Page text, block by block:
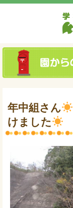
年中組さん
けました